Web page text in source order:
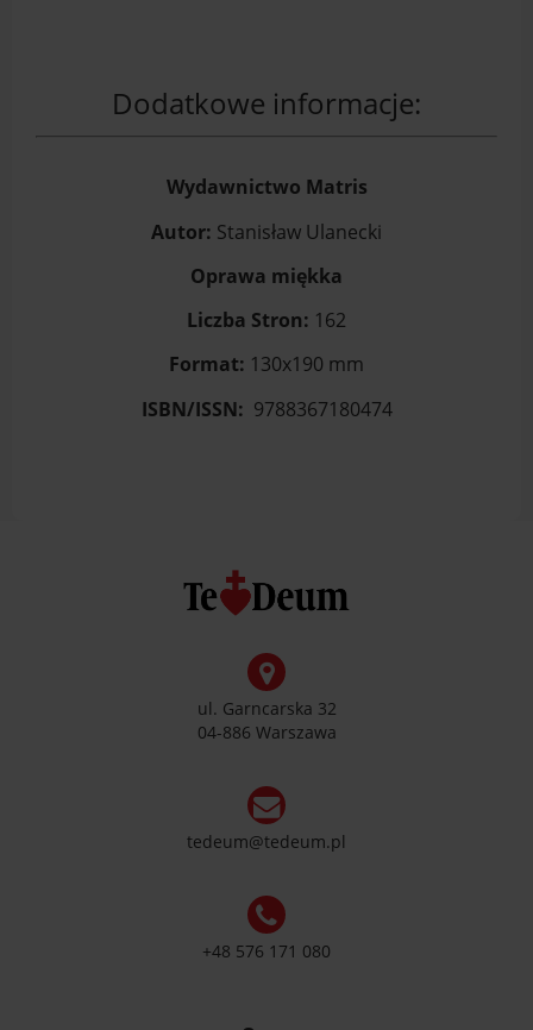
Dodatkowe informacje:
Wydawnictwo Matris
Autor: Stanisław Ulanecki
Oprawa miękka
Liczba Stron: 162
Format: 130x190 mm
ISBN/ISSN: 9788367180474
ul. Garncarska 32
04-886 Warszawa
tedeum@tedeum.pl
+48 576 171 080